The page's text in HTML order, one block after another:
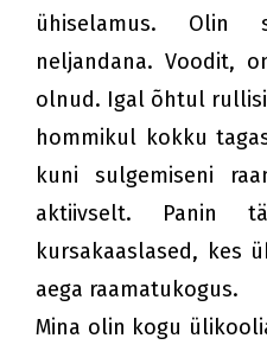
ühiselamus. Olin
neljandana. Voodit,
olnud. Igal õhtul
hommikul kokku
kuni sulgemiseni
aktiivselt. Panin
kursakaaslased, kes
aega raamatukogus.
Mina olin kogu